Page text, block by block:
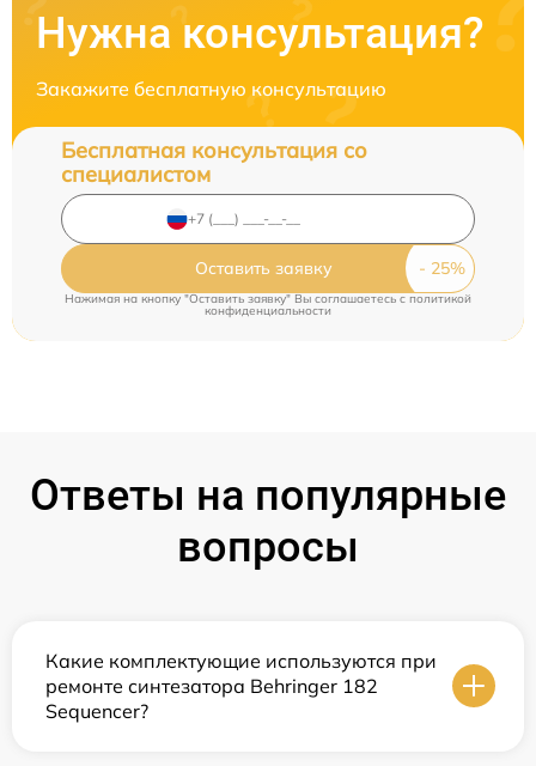
Нужна консультация?
Закажите бесплатную консультацию
Бесплатная консультация со
специалистом
Оставить заявку
Нажимая на кнопку "Оставить заявку" Вы соглашаетесь cполитикой
конфиденциальности
Ответы на популярные
вопросы
Какие комплектующие используются при
ремонте синтезатора Behringer 182
Sequencer?